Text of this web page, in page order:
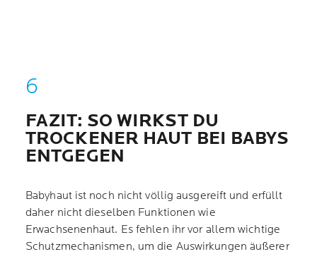
FAZIT: SO WIRKST DU
TROCKENER HAUT BEI BABYS
ENTGEGEN
Babyhaut ist noch nicht völlig ausgereift und erfüllt
daher nicht dieselben Funktionen wie
Erwachsenenhaut. Es fehlen ihr vor allem wichtige
Schutzmechanismen, um die Auswirkungen äußerer